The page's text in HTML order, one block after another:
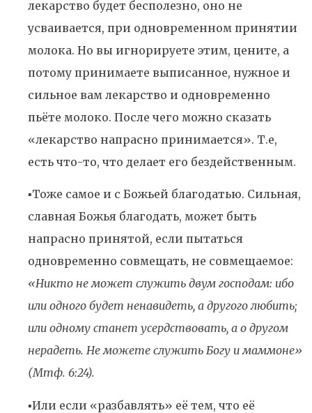
лекарство будет бесполезно, оно не
усваивается, при одновременном принятии
молока. Но вы игнорируете этим, цените, а
потому принимаете выписанное, нужное и
сильное вам лекарство и одновременно
пьёте молоко. После чего можно сказать
«лекарство напрасно принимается». Т.е,
есть что-то, что делает его бездейственным.
▪️Тоже самое и с Божьей благодатью. Сильная,
славная Божья благодать, может быть
напрасно принятой, если пытаться
одновременно совмещать, не совмещаемое:
«Никто не может служить двум господам: ибо
или одного будет ненавидеть, а другого любить;
или одному станет усердствовать, а о другом
нерадеть. Не можете служить Богу и маммоне»
(Мтф. 6:24).
▪️Или если «разбавлять» её тем, что её